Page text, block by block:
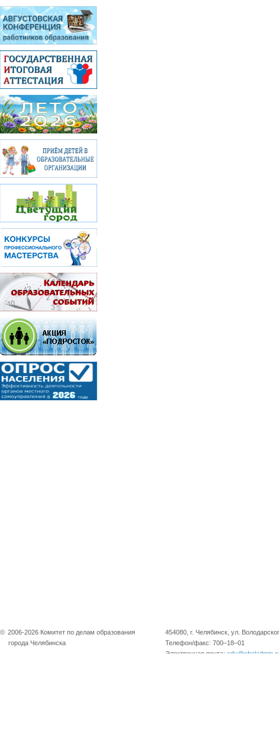
© 2006-2026 Комитет по делам образования
города Челябинска
454080, г. Челябинск, ул.
Телефон/факс: 700–18–01
Электронная почта: